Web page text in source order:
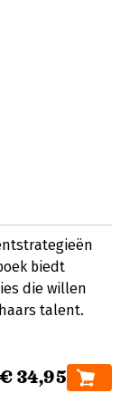
biedt
die willen
talent.
€ 34,95